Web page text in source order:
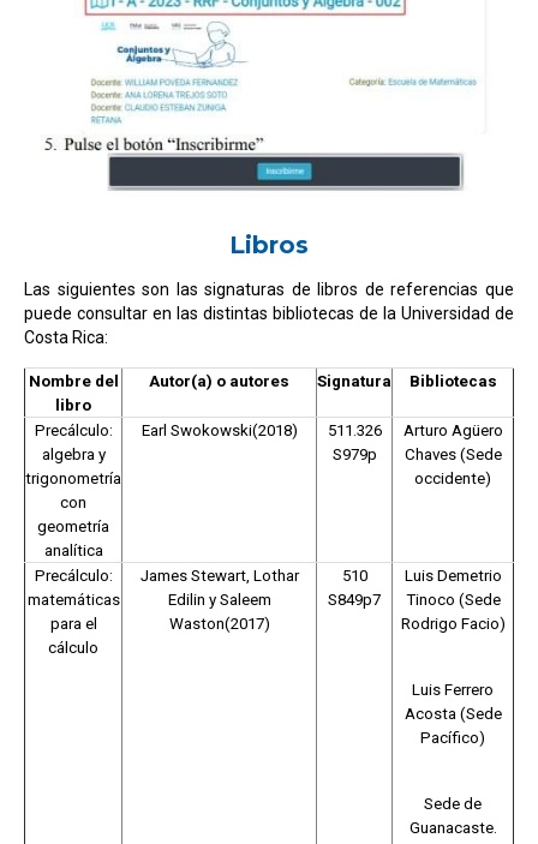
Libros
Las siguientes son las signaturas de libros de referencias que
puede consultar en las distintas bibliotecas de la Universidad de
Costa Rica:
Nombre del
libro
Autor(a) o autores Signatura Bibliotecas
Precálculo:
algebra y
trigonometría
con
geometría
analítica
Earl Swokowski(2018)
511.326
S979p
Arturo Agüero
Chaves (Sede
occidente)
Precálculo:
matemáticas
para el
cálculo
James Stewart, Lothar
Edilin y Saleem
Waston(2017)
510
S849p7
Luis Demetrio
Tinoco (Sede
Rodrigo Facio)
Luis Ferrero
Acosta (Sede
Pacífico)
Sede de
Guanacaste.